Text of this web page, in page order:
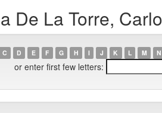
De La Torre,
C D E F G H I J K L M N
or enter first few letters: